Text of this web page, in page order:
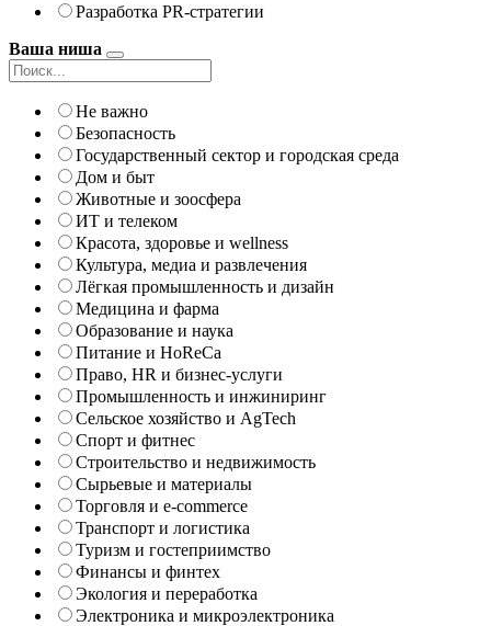
Разработка PR-стратегии
Ваша ниша
Не важно
Безопасность
Государственный сектор и городская среда
Дом и быт
Животные и зоосфера
ИТ и телеком
Красота, здоровье и wellness
Культура, медиа и развлечения
Лёгкая промышленность и дизайн
Медицина и фарма
Образование и наука
Питание и HoReCa
Право, HR и бизнес-услуги
Промышленность и инжиниринг
Сельское хозяйство и AgTech
Спорт и фитнес
Строительство и недвижимость
Сырьевые и материалы
Торговля и e-commerce
Транспорт и логистика
Туризм и гостеприимство
Финансы и финтех
Экология и переработка
Электроника и микроэлектроника